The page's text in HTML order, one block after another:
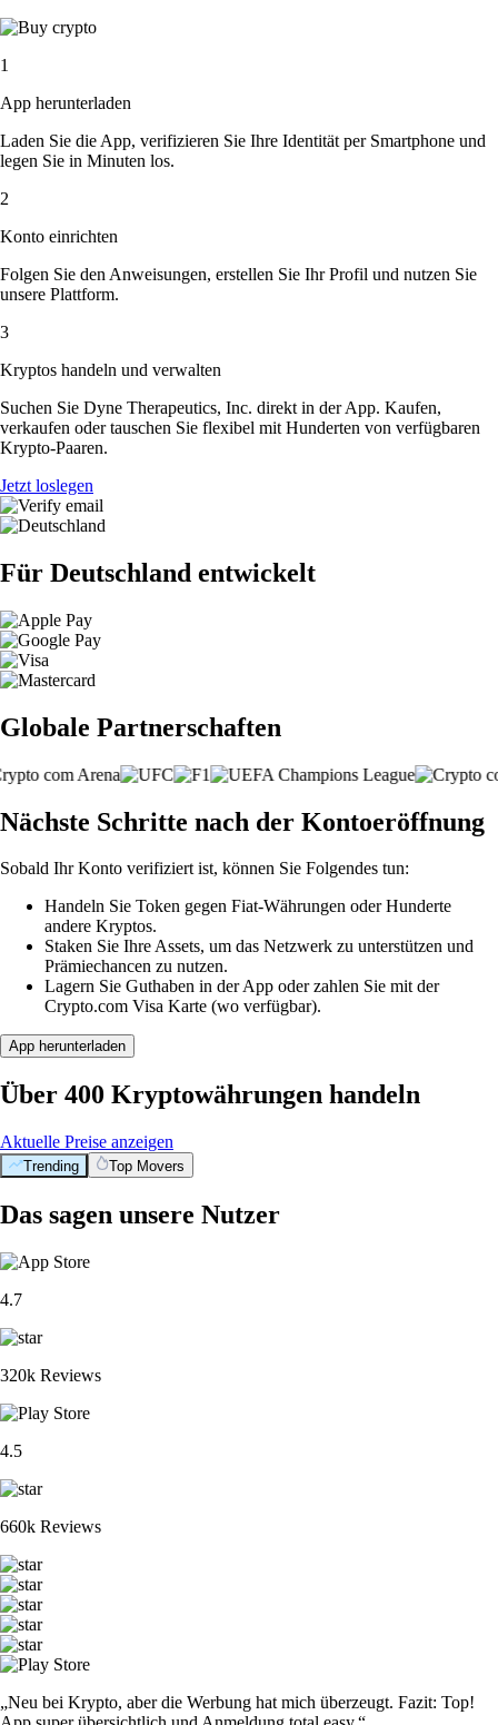
1
App herunterladen
Laden Sie die App, verifizieren Sie Ihre Identität per Smartphone und
legen Sie in Minuten los.
2
Konto einrichten
Folgen Sie den Anweisungen, erstellen Sie Ihr Profil und nutzen Sie
unsere Plattform.
3
Kryptos handeln und verwalten
Suchen Sie Dyne Therapeutics, Inc. direkt in der App. Kaufen,
verkaufen oder tauschen Sie flexibel mit Hunderten von verfügbaren
Krypto-Paaren.
Jetzt loslegen
Für Deutschland entwickelt
Globale Partnerschaften
Nächste Schritte nach der Kontoeröffnung
Sobald Ihr Konto verifiziert ist, können Sie Folgendes tun:
Handeln Sie Token gegen Fiat-Währungen oder Hunderte
andere Kryptos.
Staken Sie Ihre Assets, um das Netzwerk zu unterstützen und
Prämiechancen zu nutzen.
Lagern Sie Guthaben in der App oder zahlen Sie mit der
Crypto.com Visa Karte (wo verfügbar).
App herunterladen
Über 400 Kryptowährungen handeln
Aktuelle Preise anzeigen
Trending Top Movers
Das sagen unsere Nutzer
4.7
320k Reviews
4.5
660k Reviews
„Neu bei Krypto, aber die Werbung hat mich überzeugt. Fazit: Top!